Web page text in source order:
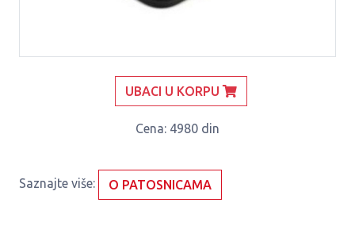
UBACI U KORPU
Cena: 4980 din
Saznajte više: O PATOSNICAMA